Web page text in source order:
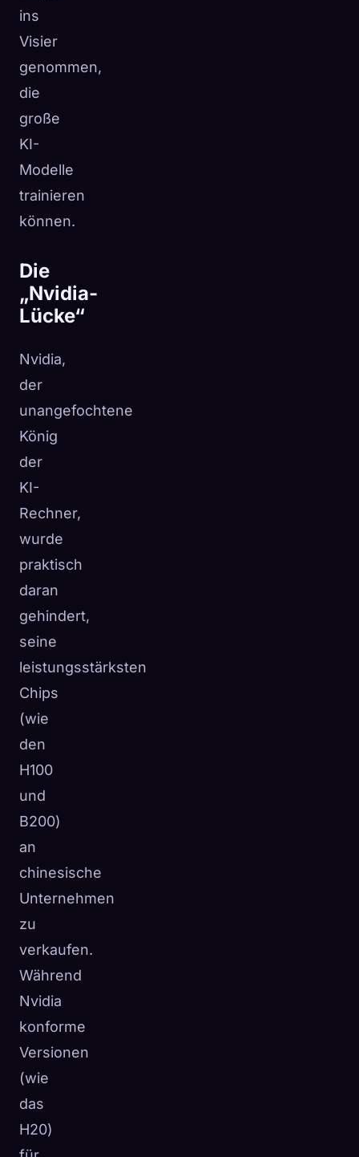
ins
Visier
genommen,
die
große
KI-
Modelle
trainieren
können.
Die
„Nvidia-
Lücke“
Nvidia,
der
unangefochtene
König
der
KI-
Rechner,
wurde
praktisch
daran
gehindert,
seine
leistungsstärksten
Chips
(wie
den
H100
und
B200)
an
chinesische
Unternehmen
zu
verkaufen.
Während
Nvidia
konforme
Versionen
(wie
das
H20)